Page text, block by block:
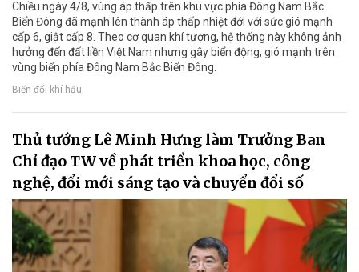
Chiều ngày 4/8, vùng áp thấp trên khu vực phía Đông Nam Bắc
Biển Đông đã mạnh lên thành áp thấp nhiệt đới với sức gió mạnh
cấp 6, giật cấp 8. Theo cơ quan khí tượng, hệ thống này không ảnh
hưởng đến đất liền Việt Nam nhưng gây biển động, gió mạnh trên
vùng biển phía Đông Nam Bắc Biển Đông.
Biến đổi khí hậu
Thủ tướng Lê Minh Hưng làm Trưởng Ban
Chỉ đạo TW về phát triển khoa học, công
nghệ, đổi mới sáng tạo và chuyển đổi số